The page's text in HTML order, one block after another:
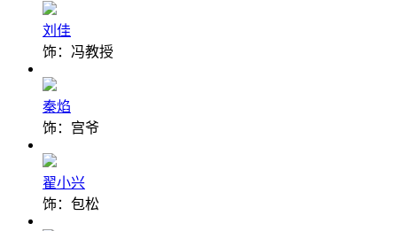
刘佳
饰：冯教授
秦焰
饰：宫爷
翟小兴
饰：包松